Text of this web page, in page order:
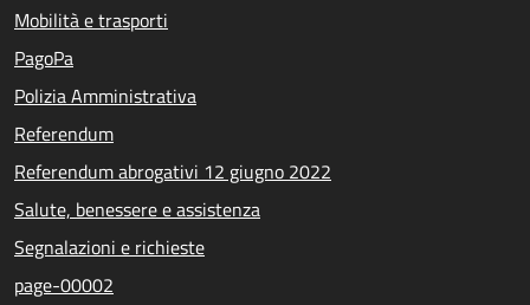
Mobilità e trasporti
PagoPa
Polizia Amministrativa
Referendum
Referendum abrogativi 12 giugno 2022
Salute, benessere e assistenza
Segnalazioni e richieste
page-00002